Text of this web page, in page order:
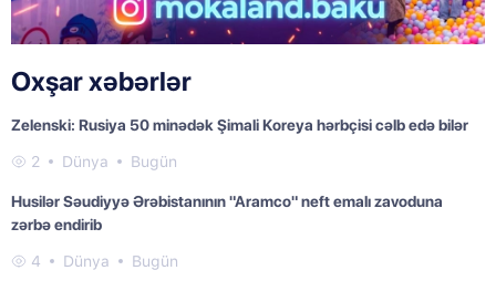
Oxşar xəbərlər
Zelenski: Rusiya 50 minədək Şimali Koreya hərbçisi cəlb edə bilər
2 Dünya Bugün
Husilər Səudiyyə Ərəbistanının "Aramco" neft emalı zavoduna
zərbə endirib
4 Dünya Bugün